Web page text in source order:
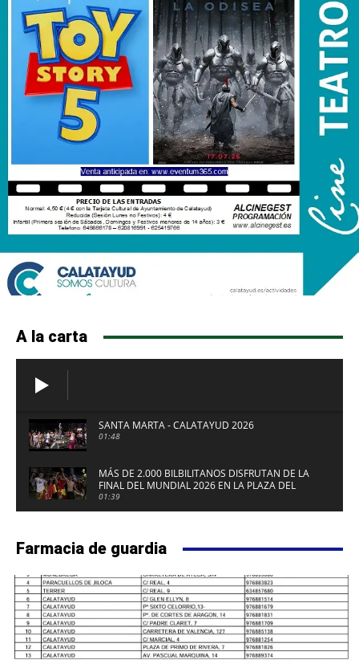
A la carta
SANTA MARTA - CALATAYUD 2026
01:48
MÁS DE 2.000 BILBILITANOS DISFRUTAN DE LA
FINAL DEL MUNDIAL 2026 EN LA PLAZA DEL
FUERTE DE CALATAYUD
01:39
Farmacia de guardia